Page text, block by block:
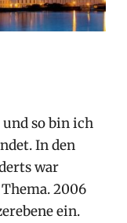
so bin ich
In den
war
2006
ein.